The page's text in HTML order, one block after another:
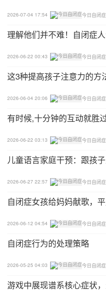
2026-07-04 17:54 今日自闭症
理解他们并不难！自闭症
2026-06-22 00:43 今日自闭症
这3种提高孩子注意力的方
2026-06-04 20:06 今日自闭症
有时候,十分钟的互动就胜
2026-06-22 03:13 今日自闭症
儿童语言家庭干预：跟孩
2026-06-27 22:57 今日自闭症
自闭症女孩给妈妈献歌，
2026-06-12 04:54 今日自闭症
自闭症行为的处理策略
2026-05-25 04:03 今日自闭症
游戏中展现谱系核心症状，